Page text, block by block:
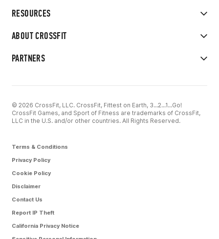
RESOURCES
ABOUT CROSSFIT
PARTNERS
© 2026 CrossFit, LLC. CrossFit, Fittest on Earth, 3...2...1...Go!
CrossFit Games, and Sport of Fitness are trademarks of CrossFit,
LLC in the U.S. and/or other countries. All Rights Reserved.
Terms & Conditions
Privacy Policy
Cookie Policy
Disclaimer
Contact Us
Report IP Theft
California Privacy Notice